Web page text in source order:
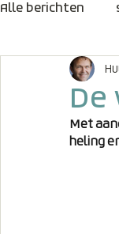
Alle berichten
huidhonger
eenzaamheid
Met
heling